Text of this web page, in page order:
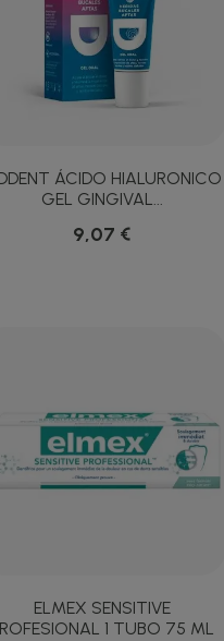
ÁCIDO HIALURONICO
GEL GINGIVAL...
9,07 €
ELMEX SENSITIVE
1 TUBO 75 ML